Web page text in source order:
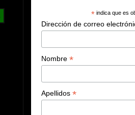
*indica que es
Dirección de correo
Nombre*
Apellidos*